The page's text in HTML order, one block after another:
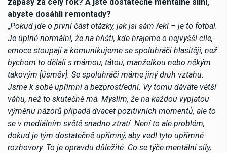
abyste dosáhli remontady?
„Pokud jde o první část otázky, jak jsi sám řekl – je to fotbal.
Je úplně normální, že na hřišti, kde hrajeme o nejvyšší cíle,
emoce stoupají a komunikujeme se spoluhráči hlasitěji, než
bychom to dělali s mámou, tátou, manželkou nebo někým
takovým [úsměv]. Se spoluhráči máme jiný druh vztahu.
Jsme k sobě upřímní a bezprostřední. Vy tomu dáváte větší
váhu, než to skutečně má. Myslím, že na každou vypjatou
výměnu názorů připadá dvacet pozitivních momentů, ale to
se v mediálním světě snadno ztratí. Není to ale problém,
dokud je tým dostatečně upřímný, aby vedl tyto upřímné
rozhovory. To je opravdu důležité. Co se týče mentální síly,